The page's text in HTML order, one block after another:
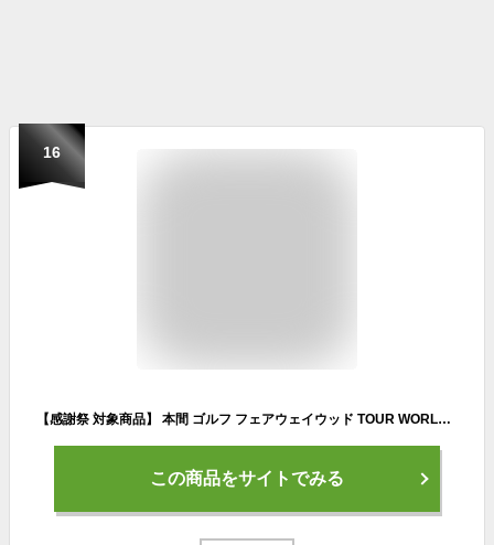
16
【感謝祭 対象商品】 本間 ゴルフ フェアウェイウッド TOUR WORLD TR21 3W 4W 5W 7W VIZARD TR20-50 R S メンズ ホンマ HONMA
この商品をサイトでみる